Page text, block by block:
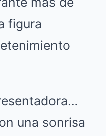
figura
una sonrisa